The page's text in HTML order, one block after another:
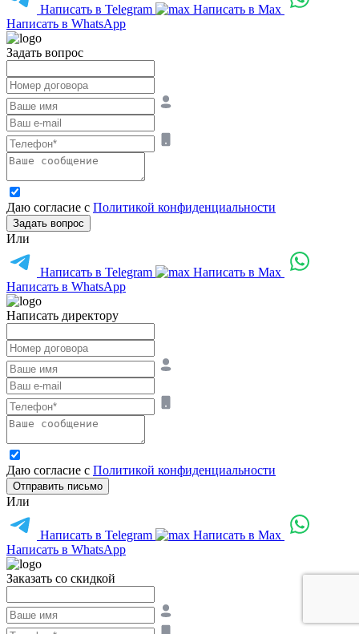
Написать в Telegram
Написать в Max
Написать в WhatsApp
Задать вопрос
Даю согласие с Политикой конфиденциальности
Задать вопрос
Или
Написать в Telegram
Написать в Max
Написать в WhatsApp
Написать директору
Даю согласие с Политикой конфиденциальности
Отправить письмо
Или
Написать в Telegram
Написать в Max
Написать в WhatsApp
Заказать со скидкой